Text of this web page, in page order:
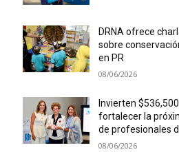
DRNA ofrece
sobre
en PR
08/06/2026
Invierten
fortalecer la
de profesionales
08/06/2026